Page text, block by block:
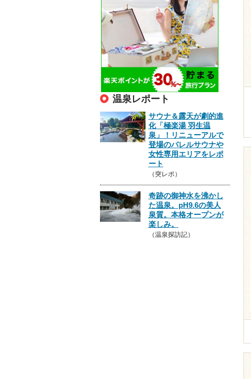
温泉レポート
サウナ＆露天が劇的進
化「極楽湯 羽生温
泉」！リニューアルで
登場のバレルサウナや
女性専用エリアをレポ
ート
（突レポ）
奇跡の御神水を沸かし
た温泉。pH9.6の美人
泉質。本格オープンが
楽しみ。
（温泉探訪記）